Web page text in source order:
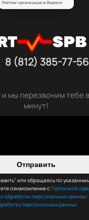
8 (812) 385-77-56
мы перезвоним тебе
минут!
Отправить
или обращаясь по
ознакомление с Публичной
обработки персональных данных
персональных данных